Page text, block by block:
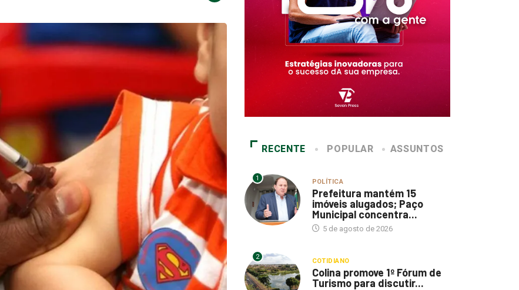
RECENTE POPULAR ASSUNTOS
1 POLÍTICA
Prefeitura mantém 15
imóveis alugados; Paço
Municipal concentra...
5 de agosto de 2026
2 COTIDIANO
Colina promove 1º Fórum de
Turismo para discutir...